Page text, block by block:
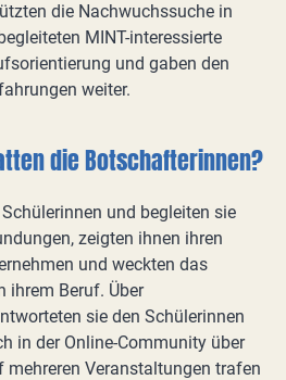
die Nachwuchssuche in
MINT-interessierte
und gaben den
weiter.
die Botschafterinnen?
und begleiten sie
zeigten ihnen ihren
und weckten das
ihrem Beruf. Über
sie den Schülerinnen
in der Online-Community über
mehreren Veranstaltungen trafen